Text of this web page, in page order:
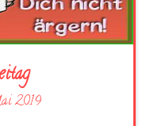
2019